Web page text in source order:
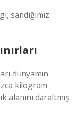
sandığımız
dünyamın
kilogram
alanını daraltmış